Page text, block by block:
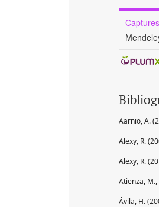
Captures
Aarnio, A.
Alexy, R.
Alexy, R.
Atienza,
Ávila, H.